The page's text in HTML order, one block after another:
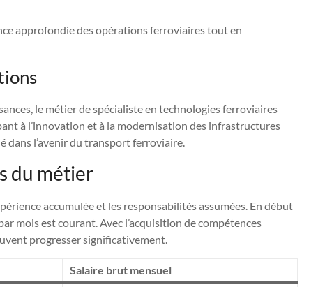
approfondie des opérations ferroviaires tout en
le métier de spécialiste en technologies ferroviaires
à l’innovation et à la modernisation des infrastructures
dans l’avenir du transport ferroviaire.
du métier
accumulée et les responsabilités assumées. En début
mois est courant. Avec l’acquisition de compétences
progresser significativement.
Salaire brut mensuel